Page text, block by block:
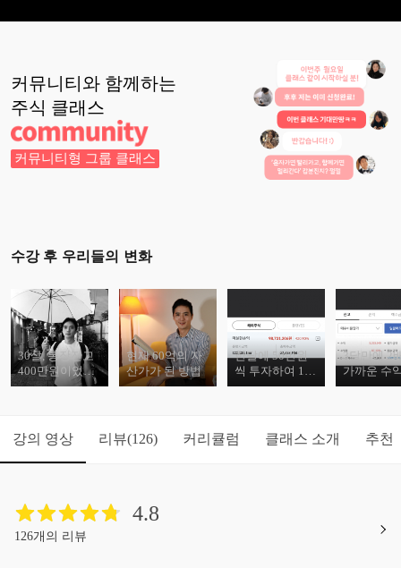
커뮤니티와 함께하는
주식 클래스
커뮤니티형 그룹 클래스
수강 후 우리들의 변화
30살, 통장잔고
400만원이었던
평범한 직장인
현재 60억의 자
산가가 된 방법
한달에 50만원
씩 투자하여 1억
의 수익을 낸 수
3달만에 2
가까운 수
낸 수강생
강의 영상 리뷰(126) 커리큘럼 클래스 소개 추천
4.8
126개의 리뷰